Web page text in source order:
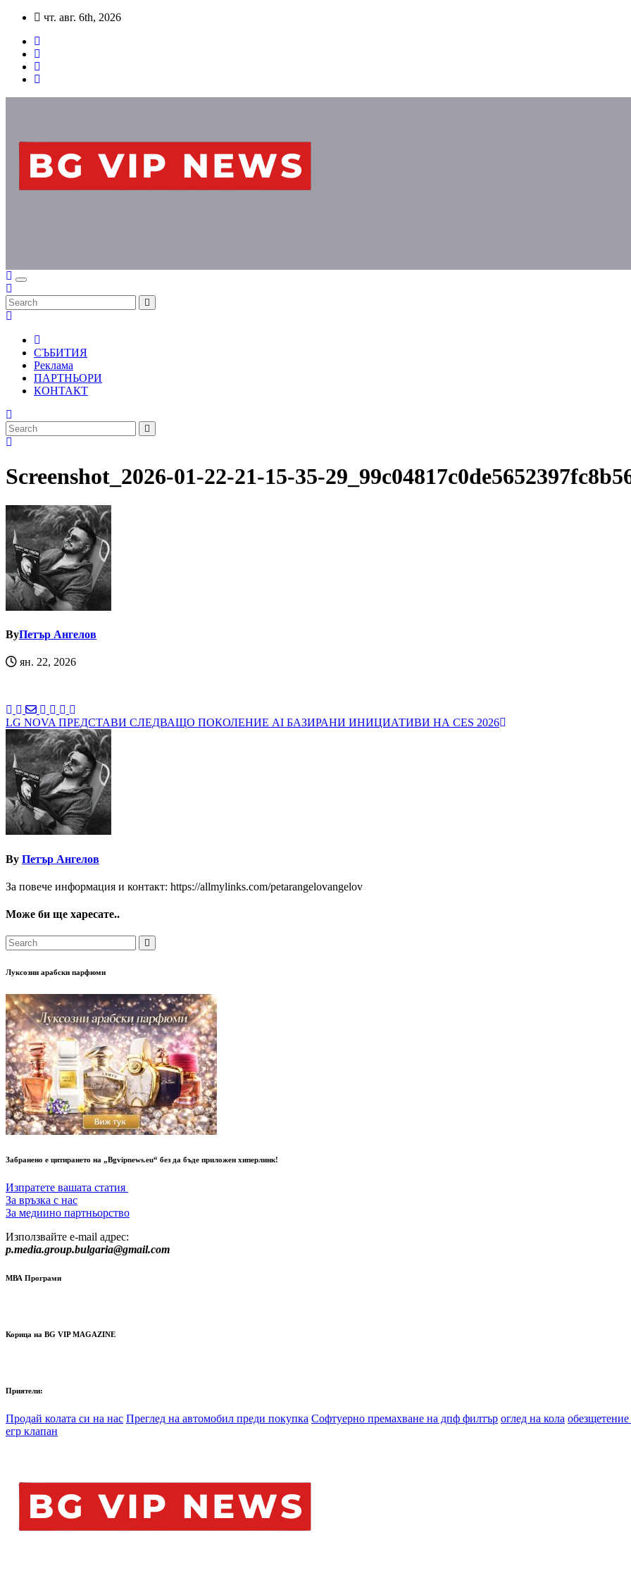
Skip
content
чт. авг. 6th, 2026
СЪБИТИЯ
Реклама
ПАРТНЬОРИ
КОНТАКТ
Screenshot_2026-01-22-21-15-35-
ByПетър Ангелов
ян. 22, 2026
Навигация
LG NOVA ПРЕДСТАВИ СЛЕДВАЩО ПОКОЛЕНИЕ AI БАЗИРАНИ ИНИЦИАТИВИ НА CES 2026
By Петър Ангелов
За повече информация и контакт: https://allmylinks.com/petarangelovangelov
Може би ще харесате..
Луксозни арабски парфюми
Забранено е цитирането на „Bgvipnews.eu“ без да бъде приложен хиперлинк!
Изпратете вашата статия
За връзка с нас
За медиино партньорство
Използвайте e-mail адрес:
p.media.group.bulgaria@gmail.com
МВА Програми
Корица на BG VIP MAGAZINE
Приятели:
Продай колата си на нас Преглед на автомобил преди покупка Софтуерно премахване на дпф филтър оглед на кола
егр клапан